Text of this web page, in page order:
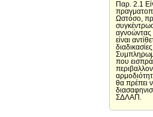
Παρ. 2.1
Ωστόσο,
αγνοώντας
είναι
που
θα πρέπει
ΣΔΛΑΠ.